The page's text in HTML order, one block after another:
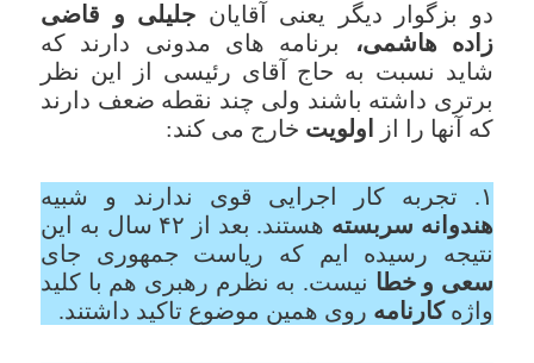
دو بزگوار دیگر یعنی آقایان جلیلی و قاضی
زاده هاشمی،
برنامه های مدونی دارند که
شاید نسبت به حاج آقای رئیسی از این نظر
برتری داشته باشند ولی چند نقطه ضعف دارند
که آنها را از
اولویت خارج می کند:
۱. تجربه کار اجرایی قوی ندارند و شبیه
هندوانه سربسته
هستند. بعد از ۴۲ سال به این
نتیجه رسیده ایم که ریاست جمهوری جای
سعی و خطا نیست. به نظرم رهبری هم با کلید
واژهکارنامه روی همین موضوع تاکید داشتند.